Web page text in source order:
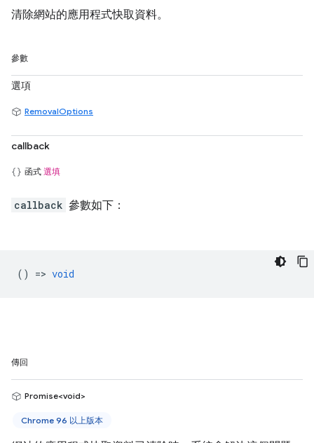
清除網站的應用程式快取資料。
參數
選項
RemovalOptions
callback
函式 選填
callback 參數如下：
() => void
傳回
Promise<void>
Chrome 96 以上版本